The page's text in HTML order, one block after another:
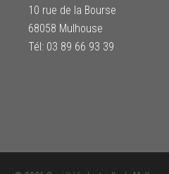
10 rue de la Bourse
68058 Mulhouse
Tél: 03 89 66 93 39